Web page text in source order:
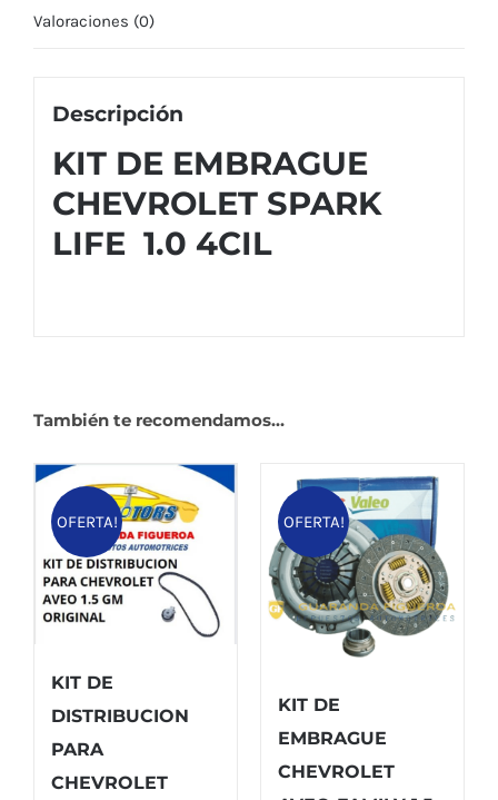
Valoraciones (0)
Descripción
KIT DE EMBRAGUE
CHEVROLET SPARK
LIFE 1.0 4CIL
También te recomendamos…
OFERTA!
KIT DE
DISTRIBUCION
PARA
CHEVROLET
OFERTA!
KIT DE
EMBRAGUE
CHEVROLET